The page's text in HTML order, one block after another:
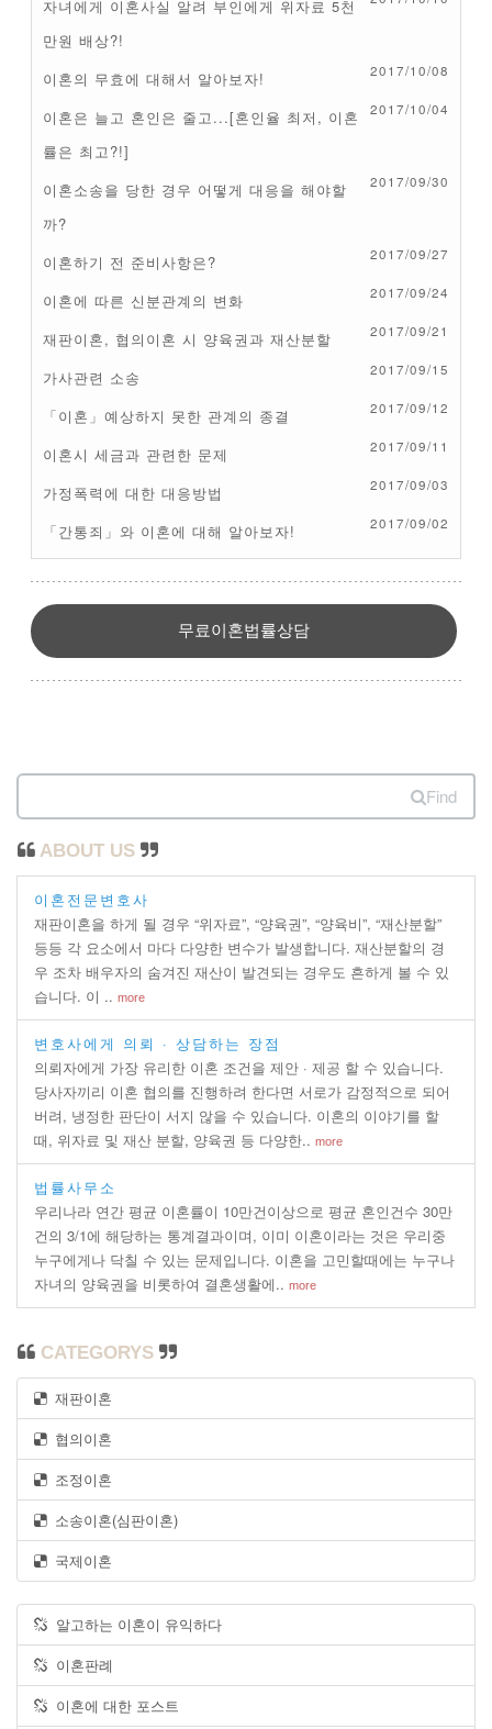
자녀에게 이혼사실 알려 부인에게 위자료 5천
만원 배상?!
이혼의 무효에 대해서 알아보자! 2017/10/08
이혼은 늘고 혼인은 줄고...[혼인율 최저, 이혼
률은 최고?!]
2017/10/04
이혼소송을 당한 경우 어떻게 대응을 해야할
까?
2017/09/30
이혼하기 전 준비사항은? 2017/09/27
이혼에 따른 신분관계의 변화 2017/09/24
재판이혼, 협의이혼 시 양육권과 재산분할 2017/09/21
가사관련 소송 2017/09/15
「이혼」예상하지 못한 관계의 종결 2017/09/12
이혼시 세금과 관련한 문제 2017/09/11
가정폭력에 대한 대응방법 2017/09/03
「간통죄」와 이혼에 대해 알아보자! 2017/09/02
무료이혼법률상담
Find
ABOUT US
이혼전문변호사
재판이혼을 하게 될 경우 “위자료”, “양육권”, “양육비”, “재산분할”
등등 각 요소에서 마다 다양한 변수가 발생합니다. 재산분할의 경
우 조차 배우자의 숨겨진 재산이 발견되는 경우도 흔하게 볼 수 있
습니다. 이 .. more
변호사에게 의뢰 · 상담하는 장점
의뢰자에게 가장 유리한 이혼 조건을 제안 · 제공 할 수 있습니다.
당사자끼리 이혼 협의를 진행하려 한다면 서로가 감정적으로 되어
버려, 냉정한 판단이 서지 않을 수 있습니다. 이혼의 이야기를 할
때, 위자료 및 재산 분할, 양육권 등 다양한.. more
법률사무소
우리나라 연간 평균 이혼률이 10만건이상으로 평균 혼인건수 30만
건의 3/1에 해당하는 통계결과이며, 이미 이혼이라는 것은 우리중
누구에게나 닥칠 수 있는 문제입니다. 이혼을 고민할때에는 누구나
자녀의 양육권을 비롯하여 결혼생활에.. more
CATEGORYS
재판이혼
협의이혼
조정이혼
소송이혼(심판이혼)
국제이혼
알고하는 이혼이 유익하다
이혼판례
이혼에 대한 포스트